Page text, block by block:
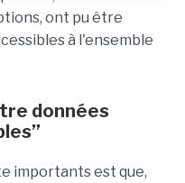
ont pu être
à l'ensemble
données
importants est que,